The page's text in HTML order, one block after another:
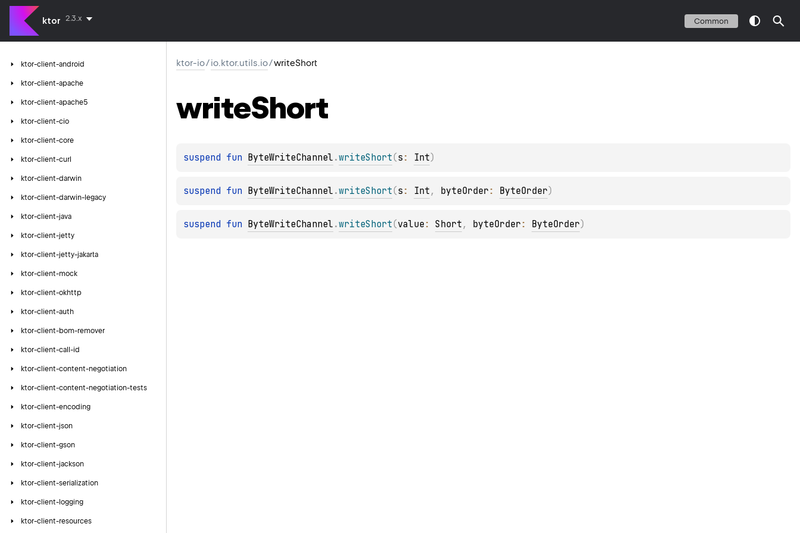
ktor 2.3.x Common
ktor-client-android
ktor-client-apache
ktor-client-apache5
ktor-client-cio
ktor-client-core
ktor-client-curl
ktor-client-darwin
ktor-client-darwin-legacy
ktor-client-java
ktor-client-jetty
ktor-client-jetty-jakarta
ktor-client-mock
ktor-client-okhttp
ktor-client-auth
ktor-client-bom-remover
ktor-client-call-id
ktor-client-content-negotiation
ktor-client-content-negotiation-tests
ktor-client-encoding
ktor-client-json
ktor-client-gson
ktor-client-jackson
ktor-client-serialization
ktor-client-logging
ktor-client-resources
ktor-io/io.ktor.utils.io/writeShort
writeShort
suspend fun ByteWriteChannel .writeShort(s : Int)
suspend fun ByteWriteChannel .writeShort(s : Int , byteOrder : ByteOrder)
suspend fun ByteWriteChannel .writeShort(value : Short , byteOrder : ByteOrder)